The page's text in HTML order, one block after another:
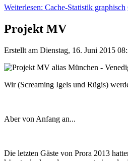
Weiterlesen: Cache-Statistik graphisch
Projekt MV
Erstellt am Dienstag, 16. Juni 2015
Wir (Screaming Igels und Rügis)
Aber von Anfang an...
Die letzten Gäste von Prora 2013